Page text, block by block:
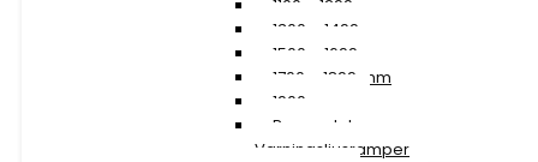
1100 – 1299 mm
1300 – 1499 mm
1500 – 1699 mm
1700 – 1899 mm
1900 mm »
Reservdelar
Varningsljusramper